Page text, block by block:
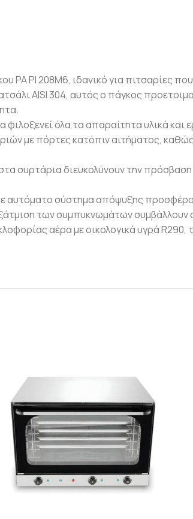
PA PI 208M6, ιδανικό για πιτσαρίες
AISI 304, αυτός ο πάγκος
φιλοξενεί όλα τα απαραίτητα υλικά και
με πόρτες κατόπιν αιτήματος,
συρτάρια διευκολύνουν την
αυτόματο σύστημα απόψυξης
των συμπυκνωμάτων συμβάλλουν
αέρα με οικολογικά υγρά R290,